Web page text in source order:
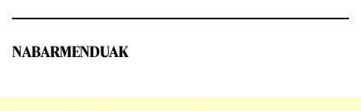
NABARMENDUAK